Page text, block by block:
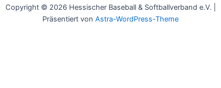
Copyright © 2026 Hessischer Baseball & Softballverband e.V. |
Präsentiert von Astra-WordPress-Theme